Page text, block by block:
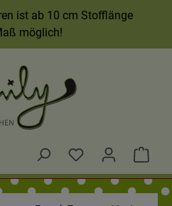
ist ab 10 cm Stofflänge
möglich!